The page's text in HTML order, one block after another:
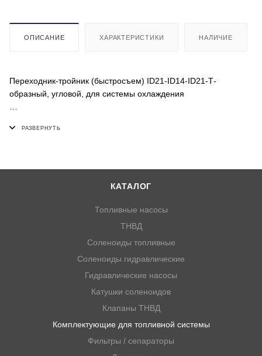
ОПИСАНИЕ ХАРАКТЕРИСТИКИ НАЛИЧИЕ
Переходник-тройник (быстросъем) ID21-ID14-ID21-Т-
образный, угловой, для системы охлаждения
мм: 14;21;21
КАТАЛОГ
Топливные насосы
ТНВД
Соленоиды топливные
Соленоиды гидравлические
Гидравлические насосы
Катушки соленоидов
Клапаны ТНВД
Комплектующие для топливной системы
Фильтры / сепараторы